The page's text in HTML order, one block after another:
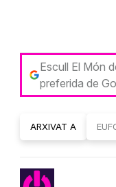
Escull El Món
preferida de
ARXIVAT A